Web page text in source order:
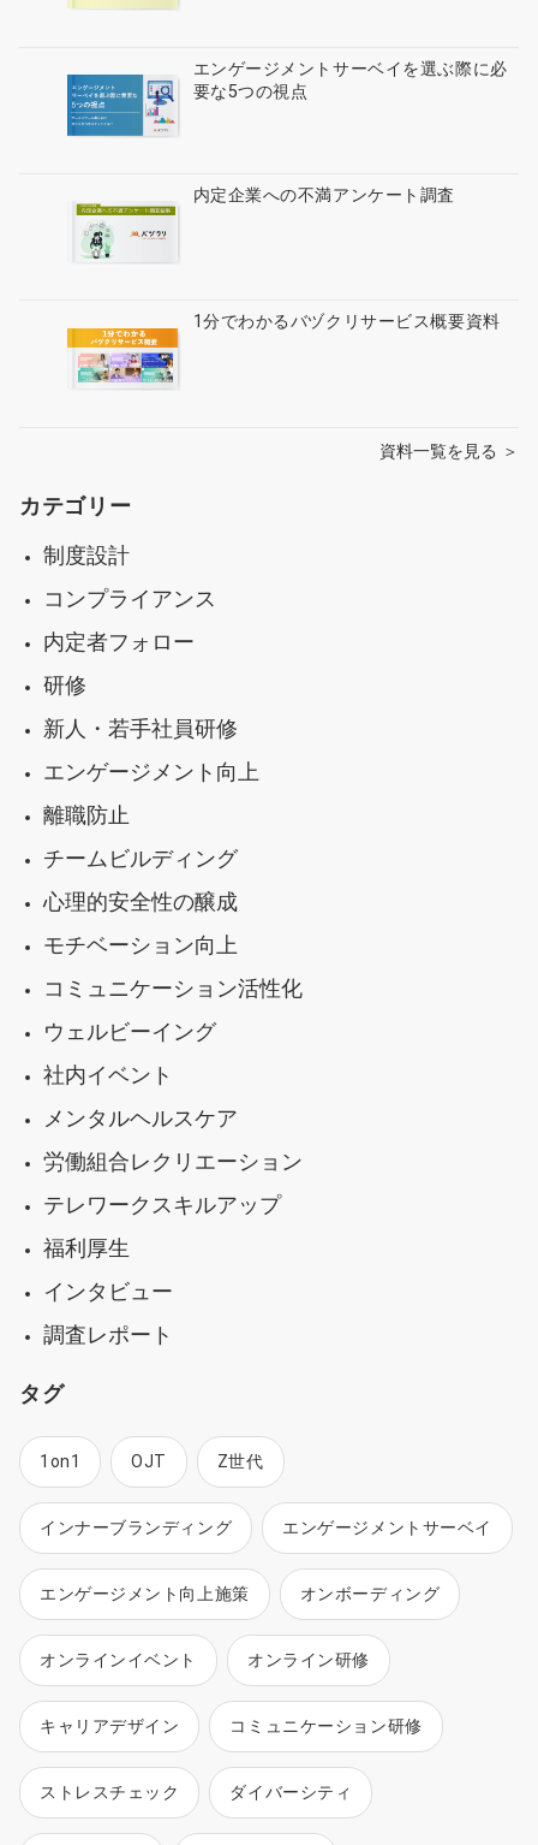
エンゲージメントサーベイを選ぶ際に必
要な5つの視点
内定企業への不満アンケート調査
1分でわかるバヅクリサービス概要資料
資料一覧を見る ＞
カテゴリー
制度設計
コンプライアンス
内定者フォロー
研修
新人・若手社員研修
エンゲージメント向上
離職防止
チームビルディング
心理的安全性の醸成
モチベーション向上
コミュニケーション活性化
ウェルビーイング
社内イベント
メンタルヘルスケア
労働組合レクリエーション
テレワークスキルアップ
福利厚生
インタビュー
調査レポート
タグ
1on1 OJT Z世代
インナーブランディング エンゲージメントサーベイ
エンゲージメント向上施策 オンボーディング
オンラインイベント オンライン研修
キャリアデザイン コミュニケーション研修
ストレスチェック ダイバーシティ